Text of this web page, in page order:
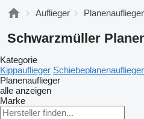
Auflieger Planenauflieger
Schwarzmüller
Kategorie
Kippauflieger Schiebeplanenauflieger
Planenauflieger
alle anzeigen
Marke